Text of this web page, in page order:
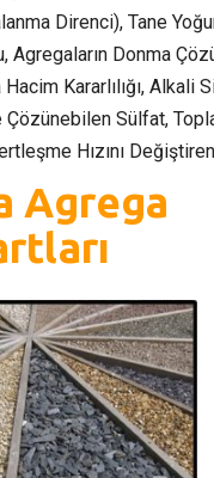
Direnci), Tane
Agregaların Donma
Kararlılığı, Alkali
Sülfat,
Hızını
Agrega